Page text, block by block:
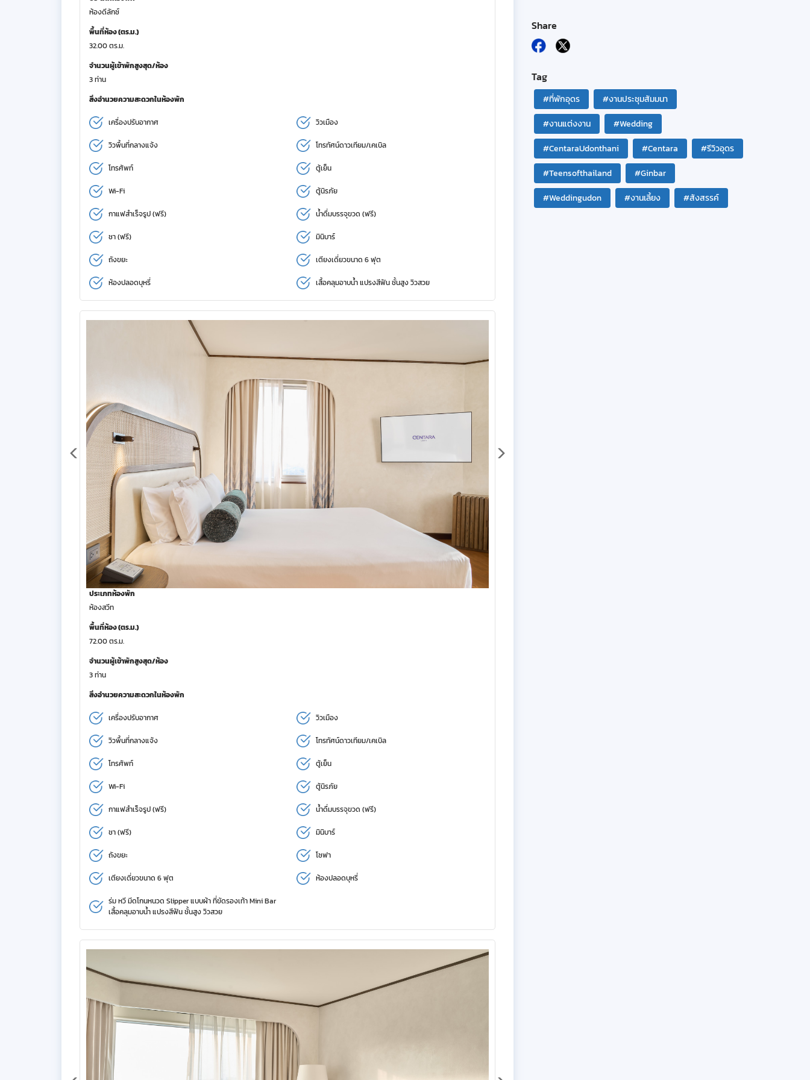
ห้องดีลักซ์
พื้นที่ห้อง (ตร.ม.)
32.00 ตร.ม.
จำนวนผู้เข้าพักสูงสุด/ห้อง
3 ท่าน
สิ่งอำนวยความสะดวกในห้องพัก
เครื่องปรับอากาศ วิวเมือง
วิวพื้นที่กลางแจ้ง โทรทัศน์ดาวเทียม/เคเบิล
โทรศัพท์ ตู้เย็น
Wi-Fi ตู้นิรภัย
กาแฟสำเร็จรูป (ฟรี) น้ำดื่มบรรจุขวด (ฟรี)
ชา (ฟรี) มินิบาร์
ถังขยะ เตียงเดี่ยวขนาด 6 ฟุต
ห้องปลอดบุหรี่ เสื้อคลุมอาบน้ำ แปรงสีฟัน ชั้นสูง วิวสวย
ประเภทห้องพัก
ห้องสวีท
พื้นที่ห้อง (ตร.ม.)
72.00 ตร.ม.
จำนวนผู้เข้าพักสูงสุด/ห้อง
3 ท่าน
สิ่งอำนวยความสะดวกในห้องพัก
เครื่องปรับอากาศ วิวเมือง
วิวพื้นที่กลางแจ้ง โทรทัศน์ดาวเทียม/เคเบิล
โทรศัพท์ ตู้เย็น
Wi-Fi ตู้นิรภัย
กาแฟสำเร็จรูป (ฟรี) น้ำดื่มบรรจุขวด (ฟรี)
ชา (ฟรี) มินิบาร์
ถังขยะ โซฟา
เตียงเดี่ยวขนาด 6 ฟุต ห้องปลอดบุหรี่
ร่ม หวี มีดโกนหนวด Slipper แบบผ้า ที่ขัดรองเท้า Mini Bar
เสื้อคลุมอาบน้ำ แปรงสีฟัน ชั้นสูง วิวสวย
Share
Tag
#ที่พักอุดร
#งานประชุมสัมมนา
#งานแต่งงาน
#Wedding
#CentaraUdonthani
#Centara
#รีวิวอุดร
#Teensofthailand
#Ginbar
#Weddingudon
#งานเลี้ยง #สังสรรค์